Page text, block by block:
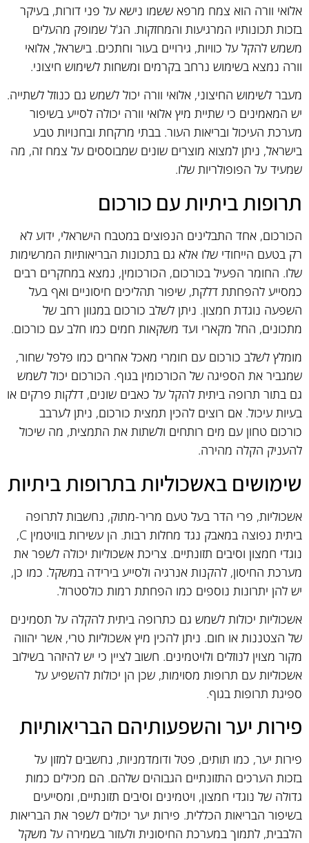
אלואי וורה הוא צמח מרפא ששמו נישא על פני דורות, בעיקר
בזכות תכונותיו המרגיעות והמחזקות. הג'ל שמופק מהעלים
משמש להקל על כוויות, גירויים בעור וחתכים. בישראל, אלואי
וורה נמצא בשימוש נרחב בקרמים ומשחות לשימוש חיצוני.
מעבר לשימוש החיצוני, אלואי וורה יכול לשמש גם כנוזל לשתייה.
יש המאמינים כי שתיית מיץ אלואי וורה יכולה לסייע בשיפור
מערכת העיכול ובריאות העור. בבתי מרקחת ובחנויות טבע
בישראל, ניתן למצוא מוצרים שונים שמבוססים על צמח זה, מה
שמעיד על הפופולריות שלו.
תרופות ביתיות עם כורכום
הכורכום, אחד התבלינים הנפוצים במטבח הישראלי, ידוע לא
רק בטעם הייחודי שלו אלא גם בתכונות הבריאותיות המרשימות
שלו. החומר הפעיל בכורכום, הכורכומין, נמצא במחקרים רבים
כמסייע להפחתת דלקת, שיפור תהליכים חיסוניים ואף בעל
השפעה נוגדת חמצון. ניתן לשלב כורכום במגוון רחב של
מתכונים, החל מקארי ועד משקאות חמים כמו חלב עם כורכום.
מומלץ לשלב כורכום עם חומרי מאכל אחרים כמו פלפל שחור,
שמגביר את הספיגה של הכורכומין בגוף. הכורכום יכול לשמש
גם בתור תרופה ביתית להקל על כאבים שונים, דלקות פרקים או
בעיות עיכול. אם רוצים להכין תמצית כורכום, ניתן לערבב
כורכום טחון עם מים רותחים ולשתות את התמצית, מה שיכול
להעניק הקלה מהירה.
שימושים באשכוליות בתרופות ביתיות
אשכוליות, פרי הדר בעל טעם מריר-מתוק, נחשבות לתרופה
ביתית נפוצה במאבק נגד מחלות רבות. הן עשירות בוויטמין C,
נוגדי חמצון וסיבים תזונתיים. צריכת אשכוליות יכולה לשפר את
מערכת החיסון, להקנות אנרגיה ולסייע בירידה במשקל. כמו כן,
יש להן יתרונות נוספים כמו הפחתת רמות כולסטרול.
אשכוליות יכולות לשמש גם כתרופה ביתית להקלה על תסמינים
של הצטננות או חום. ניתן להכין מיץ אשכוליות טרי, אשר יהווה
מקור מצוין לנוזלים ולויטמינים. חשוב לציין כי יש להיזהר בשילוב
אשכוליות עם תרופות מסוימות, שכן הן יכולות להשפיע על
ספיגת תרופות בגוף.
פירות יער והשפעותיהם הבריאותיות
פירות יער, כמו תותים, פטל ודומדמניות, נחשבים למזון על
בזכות הערכים התזונתיים הגבוהים שלהם. הם מכילים כמות
גדולה של נוגדי חמצון, ויטמינים וסיבים תזונתיים, ומסייעים
בשיפור הבריאות הכללית. פירות יער יכולים לשפר את הבריאות
הלבבית, לתמוך במערכת החיסונית ולעזור בשמירה על משקל